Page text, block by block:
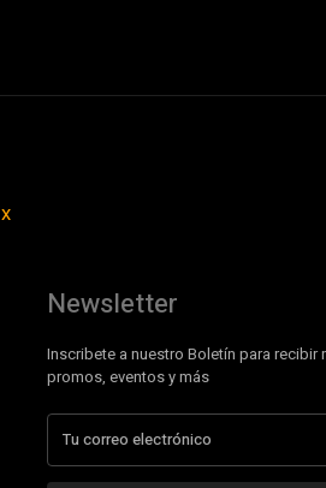
X
Newsletter
Inscribete a nuestro Boletín para recibir
promos, eventos y más